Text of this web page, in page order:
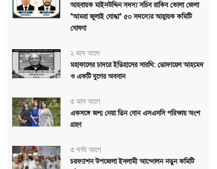
আহবায়ক মাইনউদ্দিন সদস্য সচিব রাকিব ভোলা জেলা
"আমরা জুলাই যোদ্ধা" ৫০ সদস্যের আহ্বায়ক কমিটি
ঘোষণা
২ মাস আগে
মহাকালের চাদরে ইতিহাসের সারথি: তোফায়েল আহমেদ
ও একটি যুগের অবসান
৩ মাস আগে
একসঙ্গে জন্ম নেয়া তিন বোন এসএসসি পরিক্ষায় অংশ
গ্রহণ
৩ ঘন্টা আগে
চরফ্যাশন উপজেলা ইসলামী আন্দোলন নতুন কমিটি